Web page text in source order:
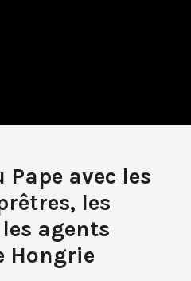
Pape avec les
les
agents
Hongrie